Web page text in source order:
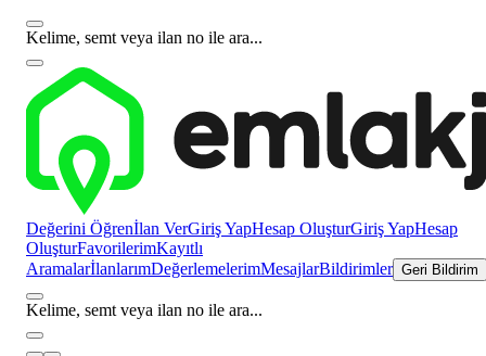
Kelime, semt veya ilan no ile ara...
Değerini Öğrenİlan VerGiriş YapHesap OluşturGiriş YapHesap
OluşturFavorilerimKayıtlı
AramalarİlanlarımDeğerlemelerimMesajlarBildirimler Geri Bildirim
Kelime, semt veya ilan no ile ara...